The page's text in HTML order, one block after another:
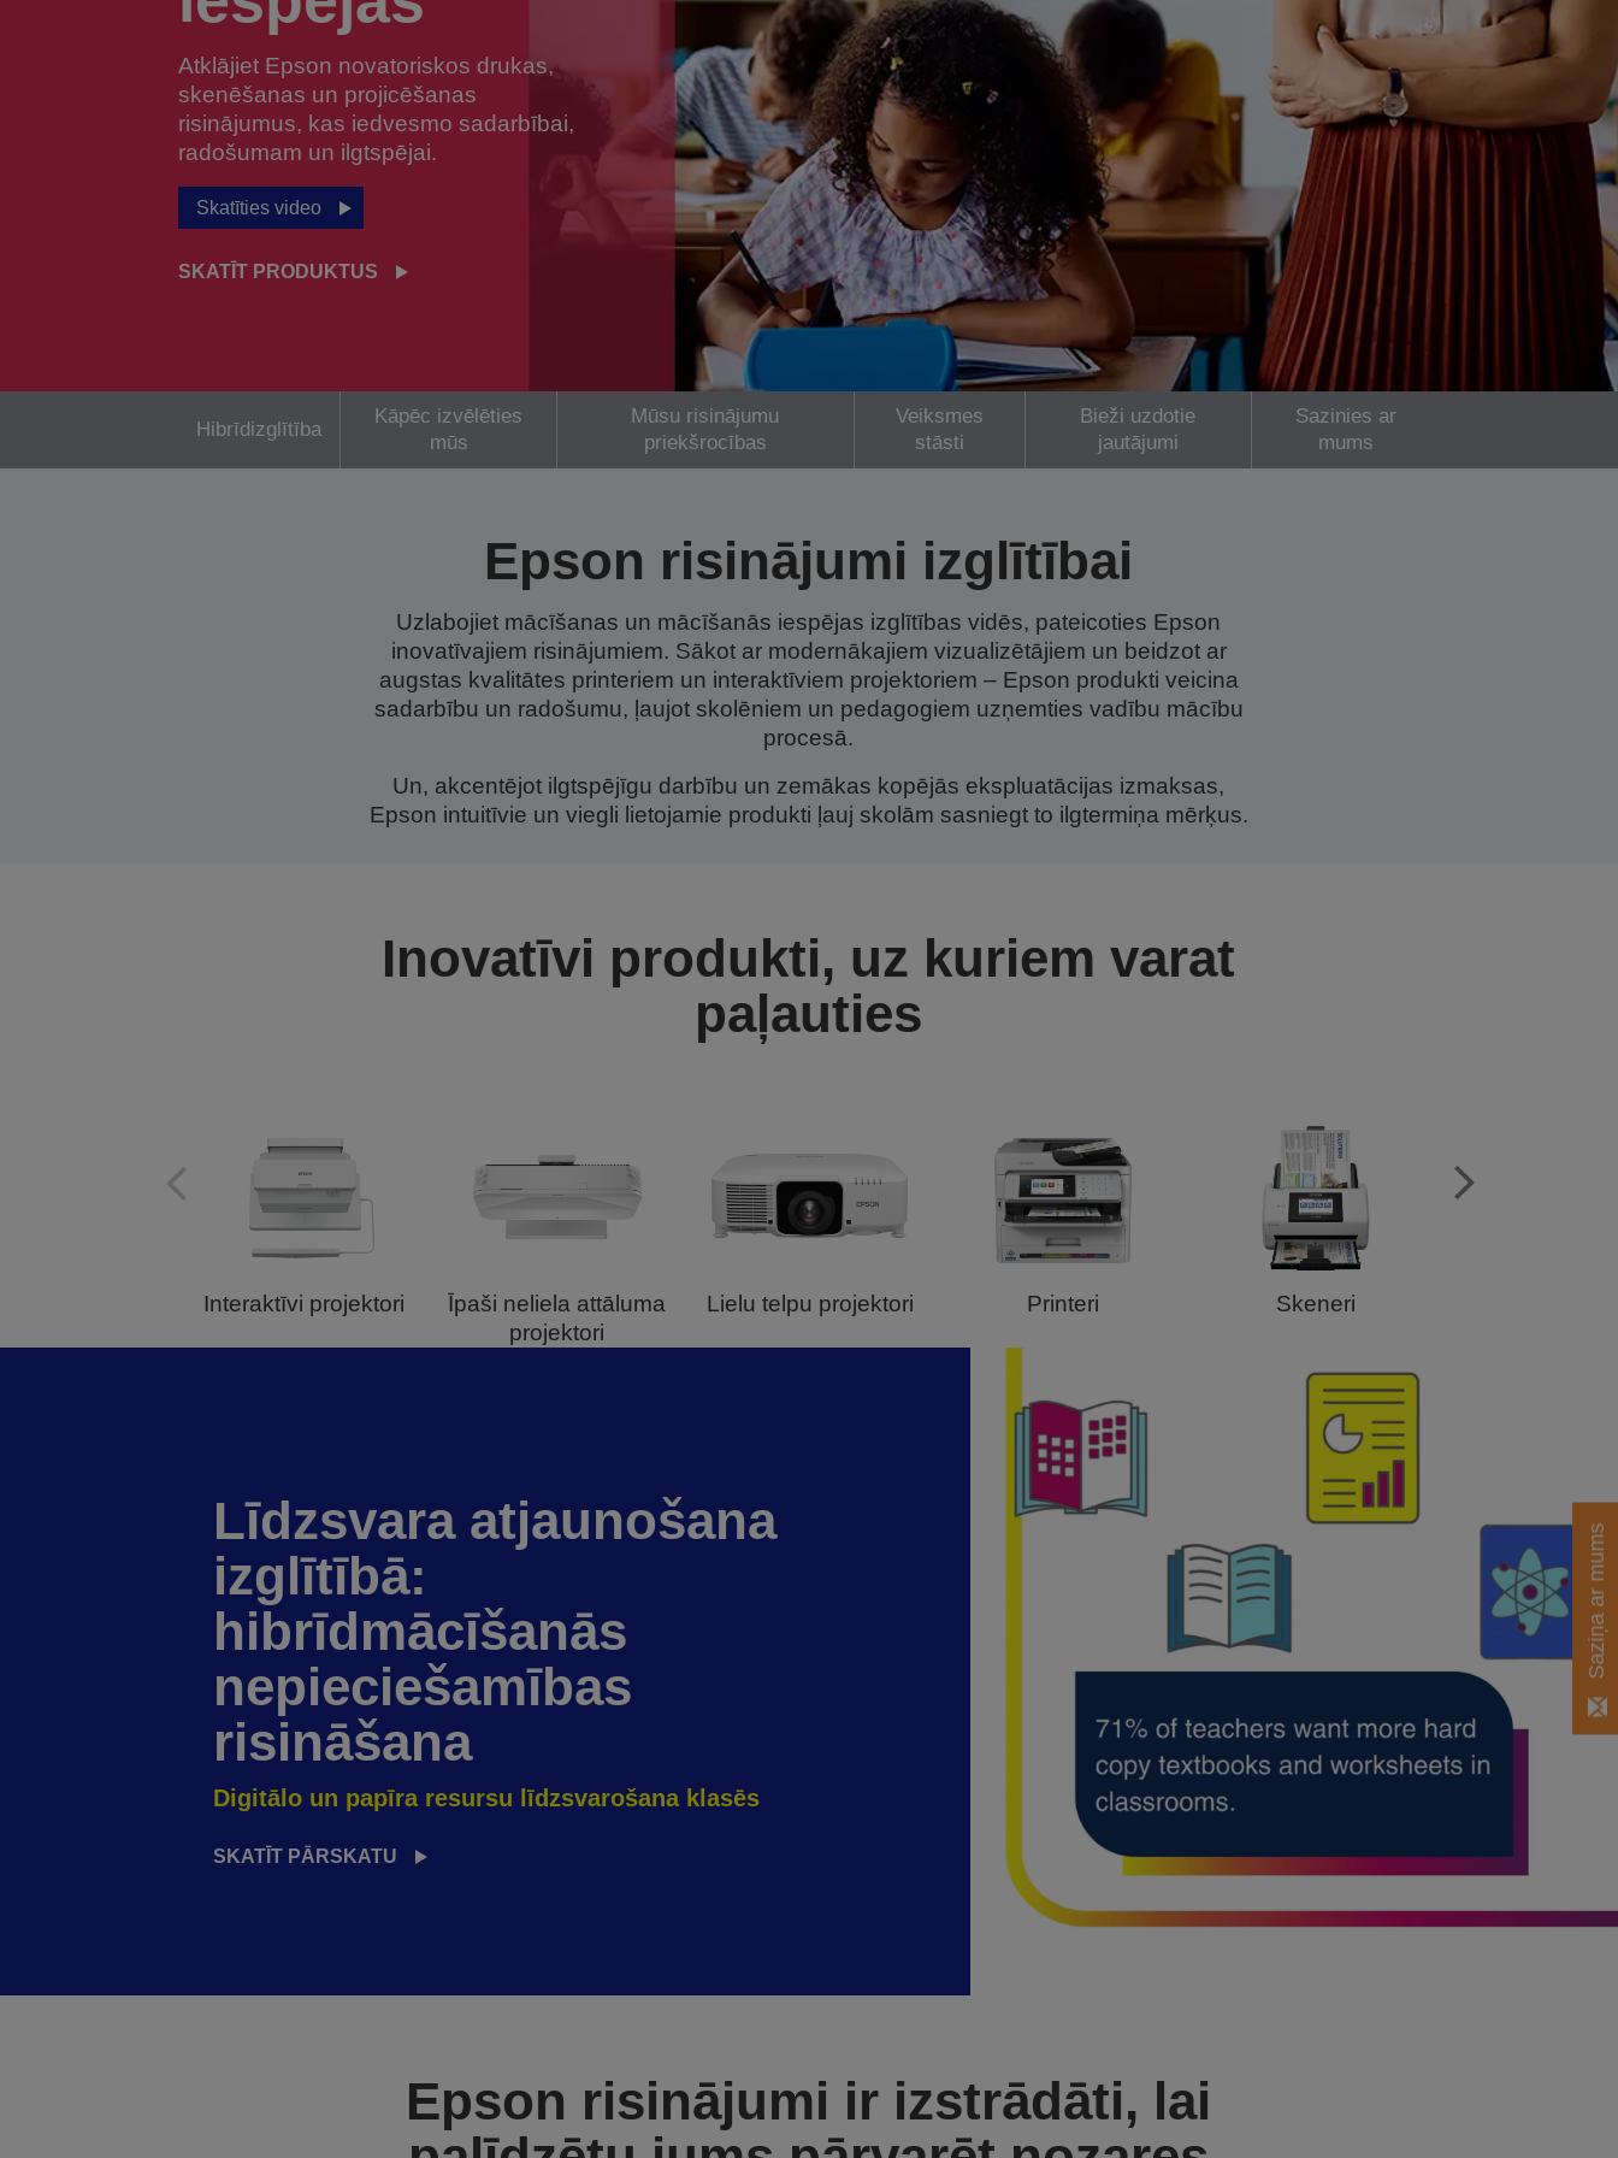
Atklājiet Epson novatoriskos drukas,
skenēšanas un projicēšanas
risinājumus, kas iedvesmo sadarbībai,
radošumam un ilgtspējai.
Skatīties video
SKATĪT PRODUKTUS
Hibrīdizglītība
Kāpēc izvēlēties
mūs
Mūsu risinājumu
priekšrocības
Veiksmes
stāsti
Bieži uzdotie
jautājumi
Sazinies ar
mums
Epson risinājumi izglītībai
Uzlabojiet mācīšanas un mācīšanās iespējas izglītības vidēs, pateicoties Epson
inovatīvajiem risinājumiem. Sākot ar modernākajiem vizualizētājiem un beidzot ar
augstas kvalitātes printeriem un interaktīviem projektoriem – Epson produkti veicina
sadarbību un radošumu, ļaujot skolēniem un pedagogiem uzņemties vadību mācību
procesā.
Un, akcentējot ilgtspējīgu darbību un zemākas kopējās ekspluatācijas izmaksas,
Epson intuitīvie un viegli lietojamie produkti ļauj skolām sasniegt to ilgtermiņa mērķus.
Inovatīvi produkti, uz kuriem varat
paļauties
Interaktīvi projektori
Īpaši neliela attāluma
projektori
Lielu telpu projektori Printeri Skeneri
Līdzsvara atjaunošana
izglītībā:
hibrīdmācīšanās
nepieciešamības
risināšana
Digitālo un papīra resursu līdzsvarošana klasēs
SKATĪT PĀRSKATU
Epson risinājumi ir izstrādāti, lai
Saziņa ar mums